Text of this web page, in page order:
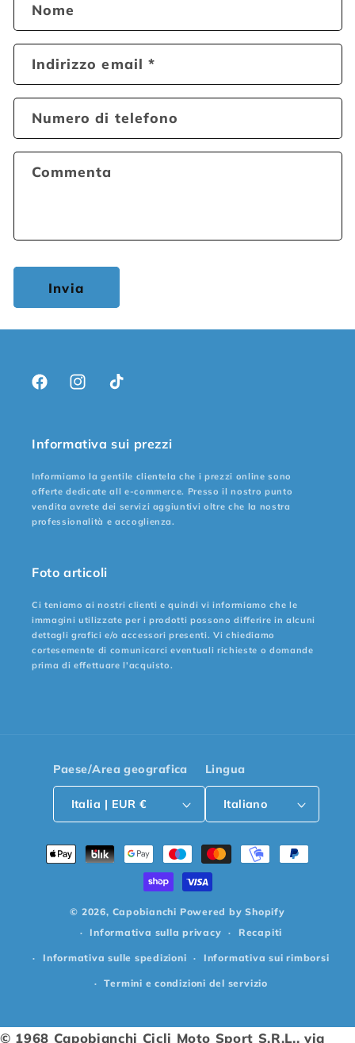
Nome
Indirizzo email*
Numero di telefono
Commenta
Invia
FacebookInstagramTikTok
Informativa sui prezzi
Informiamo la gentile clientela che i prezzi online sono
offerte dedicate all e-commerce. Presso il nostro punto
vendita avrete dei servizi aggiuntivi oltre che la nostra
professionalità e accoglienza.
Foto articoli
Ci teniamo ai nostri clienti e quindi vi informiamo che le
immagini utilizzate per i prodotti possono differire in alcuni
dettagli grafici e/o accessori presenti. Vi chiediamo
cortesemente di comunicarci eventuali richieste o domande
prima di effettuare l'acquisto.
Paese/Area geografica
Italia | EUR €
Lingua
Italiano
Metodi
© 2026, Capobianchi Powered by Shopify
Informativa sulla privacy
Recapiti
Informativa sulle spedizioni Informativa sui rimborsi
Termini e condizioni del servizio
© 1968 Capobianchi Cicli Moto Sport S.R.L., via